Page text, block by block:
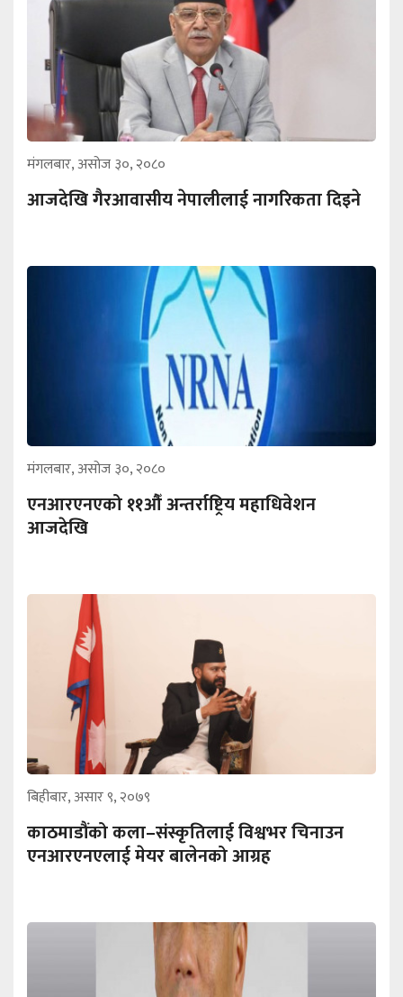
मंगलबार, असोज ३०, २०८०
आजदेखि गैरआवासीय नेपालीलाई नागरिकता दिइने
मंगलबार, असोज ३०, २०८०
एनआरएनएको ११औँ अन्तर्राष्ट्रिय महाधिवेशन
आजदेखि
बिहीबार, असार ९, २०७९
काठमाडौंको कला–संस्कृतिलाई विश्वभर चिनाउन
एनआरएनएलाई मेयर बालेनको आग्रह